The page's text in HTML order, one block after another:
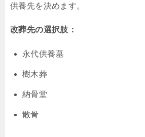
供養先を決めます。
改葬先の選択肢：
永代供養墓
樹木葬
納骨堂
散骨